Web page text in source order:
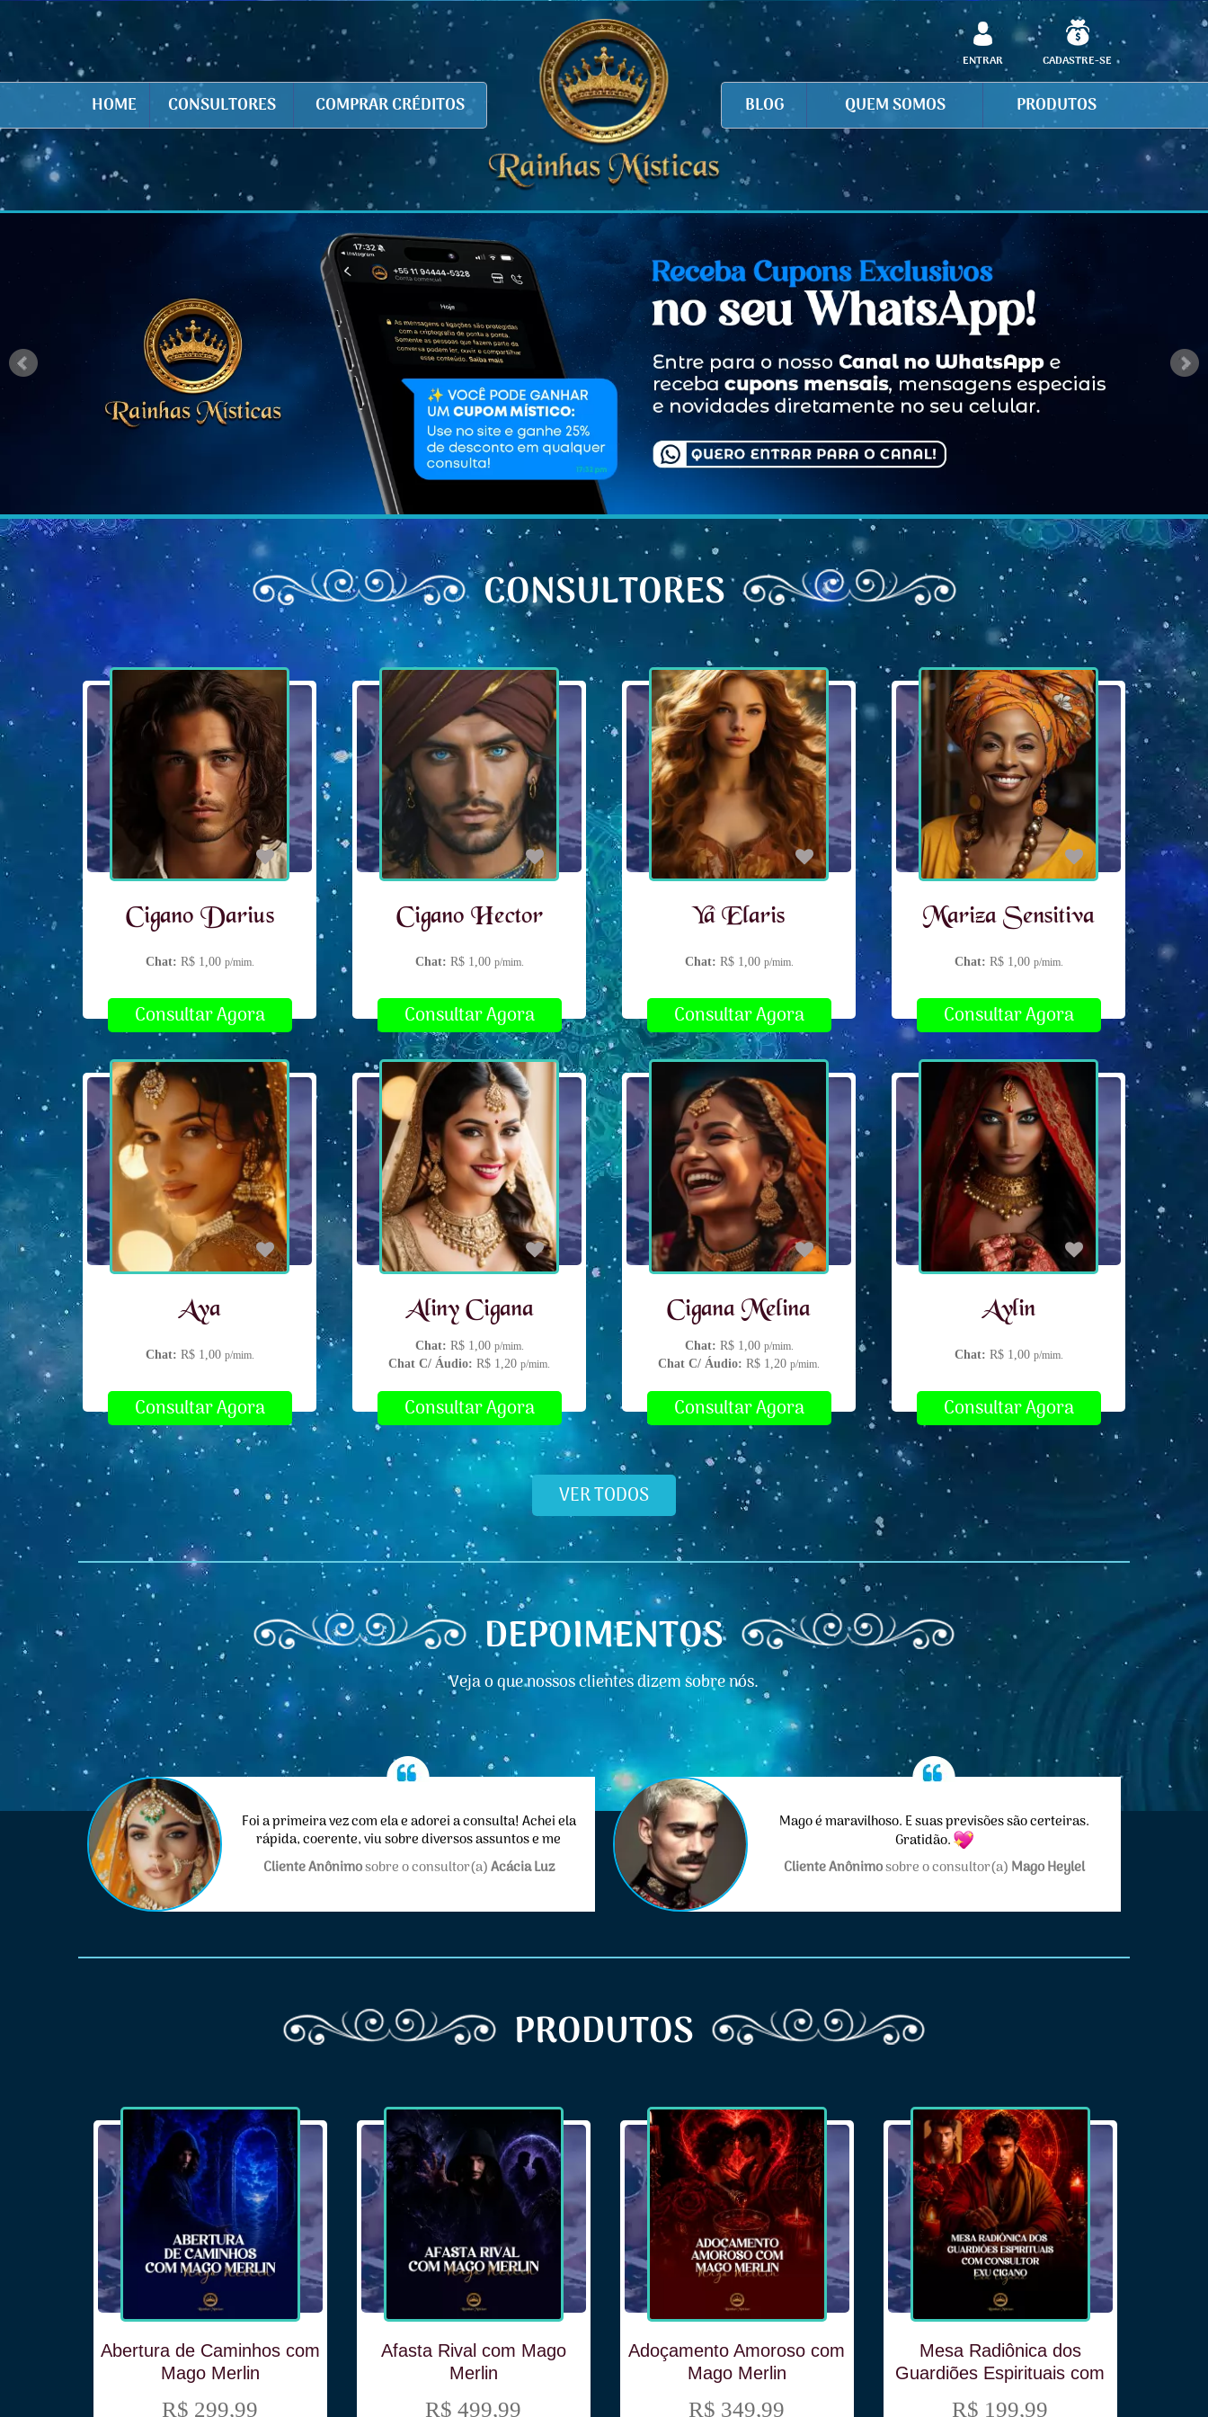
HOME CONSULTORES COMPRAR CRÉDITOS BLOG QUEM SOMOS PRODUTOS
ENTRAR CADASTRE-SE
CONSULTORES
Cigano Darius
Chat: R$ 1,00 p/mim.
Consultar Agora
Cigano Hector
Chat: R$ 1,00 p/mim.
Consultar Agora
Yá Elaris
Chat: R$ 1,00 p/mim.
Consultar Agora
Mariza Sensitiva
Chat: R$ 1,00 p/mim.
Consultar Agora
Aya
Chat: R$ 1,00 p/mim.
Consultar Agora
Aliny Cigana
Chat: R$ 1,00 p/mim.
Chat C/ Áudio: R$ 1,20 p/mim.
Consultar Agora
Cigana Melina
Chat: R$ 1,00 p/mim.
Chat C/ Áudio: R$ 1,20 p/mim.
Consultar Agora
Aylin
Chat: R$ 1,00 p/mim.
Consultar Agora
VER TODOS
DEPOIMENTOS
Veja o que nossos clientes dizem sobre nós.
Foi a primeira vez com ela e adorei a consulta! Achei ela
rápida, coerente, viu sobre diversos assuntos e me
auxiliou bastante, além de super simpática!
Cliente Anônimosobre o consultor(a)Acácia Luz
Mago é maravilhoso. E suas previsões são certeiras.
Gratidão.
Cliente Anônimosobre o consultor(a) Mago Heylel
PRODUTOS
Abertura de Caminhos com
Mago Merlin
R$ 299,99
Afasta Rival com Mago
Merlin
R$ 499,99
Adoçamento Amoroso com
Mago Merlin
R$ 349,99
Mesa Radiônica dos
Guardiões Espirituais com
R$ 199,99